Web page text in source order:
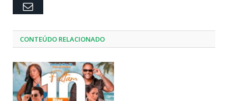
Email
CONTEÚDO RELACIONADO